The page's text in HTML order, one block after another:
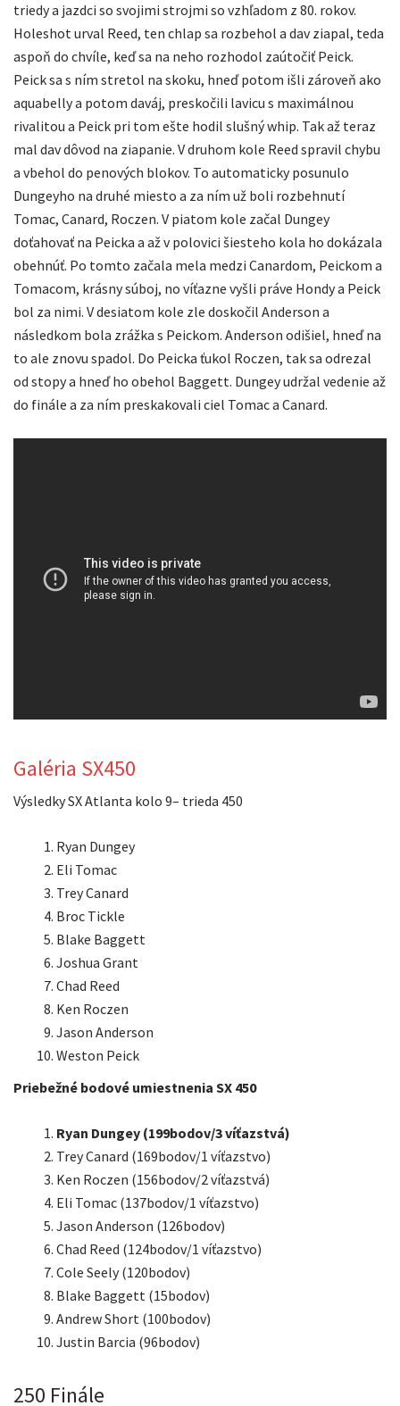
triedy a jazdci so svojimi strojmi so vzhľadom z 80. rokov.
Holeshot urval Reed, ten chlap sa rozbehol a dav ziapal, teda
aspoň do chvíle, keď sa na neho rozhodol zaútočiť Peick.
Peick sa s ním stretol na skoku, hneď potom išli zároveň ako
aquabelly a potom daváj, preskočili lavicu s maximálnou
rivalitou a Peick pri tom ešte hodil slušný whip. Tak až teraz
mal dav dôvod na ziapanie. V druhom kole Reed spravil chybu
a vbehol do penových blokov. To automaticky posunulo
Dungeyho na druhé miesto a za ním už boli rozbehnutí
Tomac, Canard, Roczen. V piatom kole začal Dungey
doťahovať na Peicka a až v polovici šiesteho kola ho dokázala
obehnúť. Po tomto začala mela medzi Canardom, Peickom a
Tomacom, krásny súboj, no víťazne vyšli práve Hondy a Peick
bol za nimi. V desiatom kole zle doskočil Anderson a
následkom bola zrážka s Peickom. Anderson odišiel, hneď na
to ale znovu spadol. Do Peicka ťukol Roczen, tak sa odrezal
od stopy a hneď ho obehol Baggett. Dungey udržal vedenie až
do finále a za ním preskakovali ciel Tomac a Canard.
Galéria SX450
Výsledky SX Atlanta kolo 9– trieda 450
Ryan Dungey
Eli Tomac
Trey Canard
Broc Tickle
Blake Baggett
Joshua Grant
Chad Reed
Ken Roczen
Jason Anderson
Weston Peick
Priebežné bodové umiestnenia SX 450
Ryan Dungey (199bodov/3 víťazstvá)
Trey Canard (169bodov/1 víťazstvo)
Ken Roczen (156bodov/2 víťazstvá)
Eli Tomac (137bodov/1 víťazstvo)
Jason Anderson (126bodov)
Chad Reed (124bodov/1 víťazstvo)
Cole Seely (120bodov)
Blake Baggett (15bodov)
Andrew Short (100bodov)
Justin Barcia (96bodov)
250 Finále